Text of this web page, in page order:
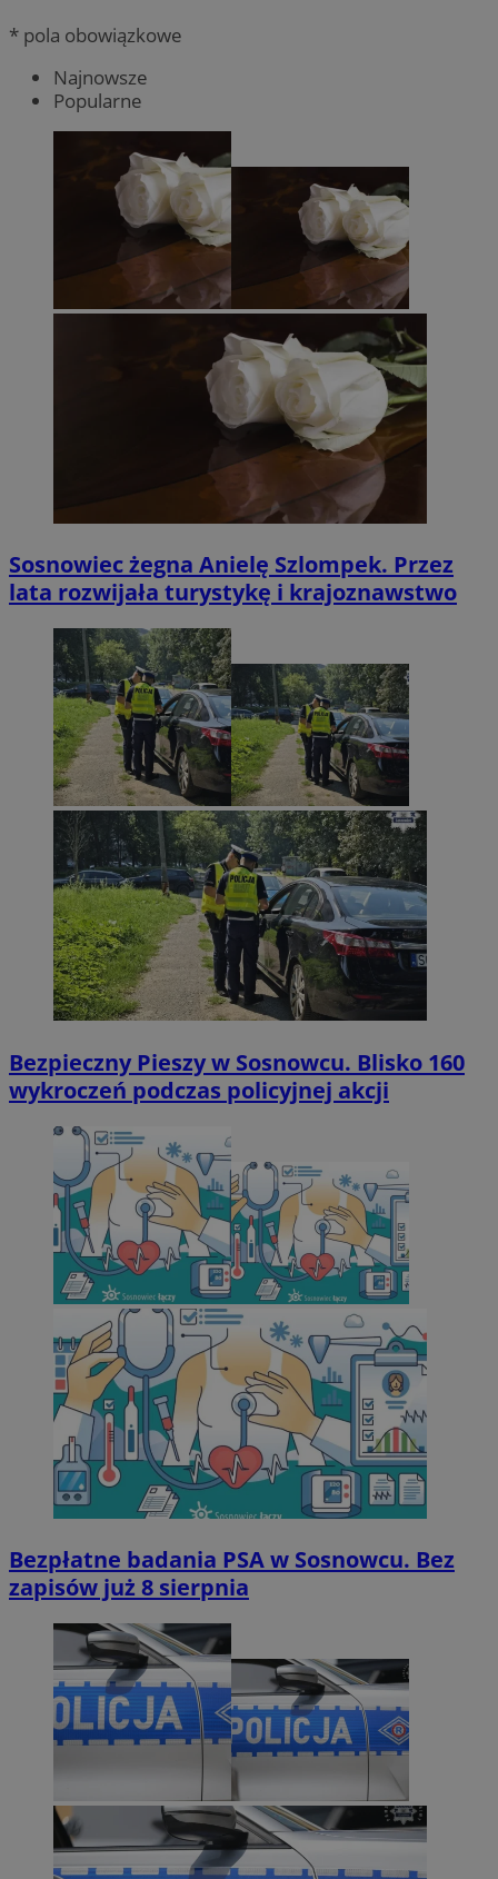
* pola obowiązkowe
Najnowsze
Popularne
Sosnowiec żegna Anielę Szlompek. Przez
lata rozwijała turystykę i krajoznawstwo
Bezpieczny Pieszy w Sosnowcu. Blisko 160
wykroczeń podczas policyjnej akcji
Bezpłatne badania PSA w Sosnowcu. Bez
zapisów już 8 sierpnia